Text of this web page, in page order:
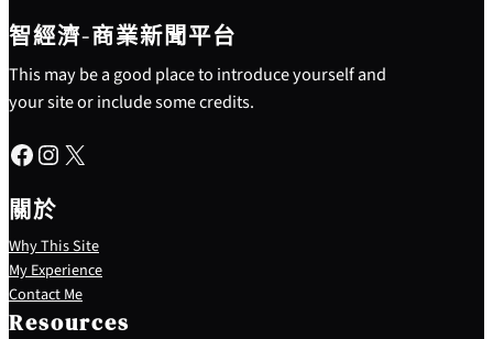
智經濟-商業新聞平台
This may be a good place to introduce yourself and
your site or include some credits.
Facebook Instagram X
關於
Why This Site
My Experience
Contact Me
Resources